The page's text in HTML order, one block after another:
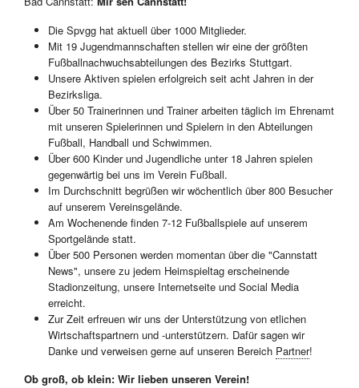
Die Spvgg hat aktuell über 1000 Mitglieder.
Mit 19 Jugendmannschaften stellen wir eine der größten
Fußballnachwuchsabteilungen des Bezirks Stuttgart.
Unsere Aktiven spielen erfolgreich seit acht Jahren in der
Bezirksliga.
Über 50 Trainerinnen und Trainer arbeiten täglich im Ehrenamt
mit unseren Spielerinnen und Spielern in den Abteilungen
Fußball, Handball und Schwimmen.
Über 600 Kinder und Jugendliche unter 18 Jahren spielen
gegenwärtig bei uns im Verein Fußball.
Im Durchschnitt begrüßen wir wöchentlich über 800 Besucher
auf unserem Vereinsgelände.
Am Wochenende finden 7-12 Fußballspiele auf unserem
Sportgelände statt.
Über 500 Personen werden momentan über die "Cannstatt
News", unsere zu jedem Heimspieltag erscheinende
Stadionzeitung, unsere Internetseite und Social Media
erreicht.
Zur Zeit erfreuen wir uns der Unterstützung von etlichen
Wirtschaftspartnern und -unterstützern. Dafür sagen wir
Danke und verweisen gerne auf unseren Bereich Partner!
Ob groß, ob klein: Wir lieben unseren Verein!